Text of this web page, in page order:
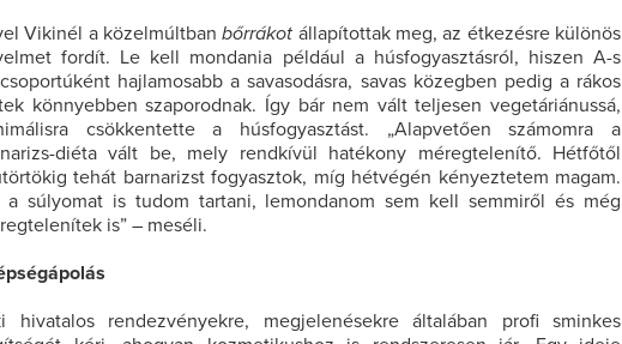
Vikinél a közelmúltbanbőrrákot állapítottak meg, az étkezésre különös
fordít. Le kell mondania például a húsfogyasztásról, hiszen A-s
hajlamosabb a savasodásra, savas közegben pedig a rákos
könnyebben szaporodnak. Így bár nem vált teljesen vegetáriánussá,
csökkentette a húsfogyasztást. „Alapvetően számomra a
diéta vált be, mely rendkívül hatékony méregtelenítő. Hétfőtől
tehát barnarizst fogyasztok, míg hétvégén kényeztetem magam.
a súlyomat is tudom tartani, lemondanom sem kell semmiről és még
is” – meséli.
hivatalos rendezvényekre, megjelenésekre általában profi sminkes